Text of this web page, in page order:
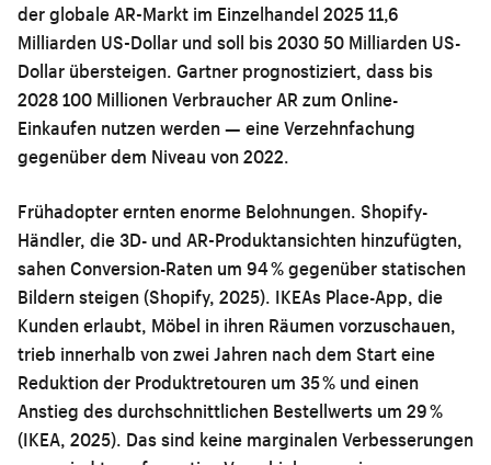
der globale AR-Markt im Einzelhandel 2025 11,6
Milliarden US-Dollar und soll bis 2030 50 Milliarden US-
Dollar übersteigen. Gartner prognostiziert, dass bis
2028 100 Millionen Verbraucher AR zum Online-
Einkaufen nutzen werden — eine Verzehnfachung
gegenüber dem Niveau von 2022.
Frühadopter ernten enorme Belohnungen. Shopify-
Händler, die 3D- und AR-Produktansichten hinzufügten,
sahen Conversion-Raten um 94 % gegenüber statischen
Bildern steigen (Shopify, 2025). IKEAs Place-App, die
Kunden erlaubt, Möbel in ihren Räumen vorzuschauen,
trieb innerhalb von zwei Jahren nach dem Start eine
Reduktion der Produktretouren um 35 % und einen
Anstieg des durchschnittlichen Bestellwerts um 29 %
(IKEA, 2025). Das sind keine marginalen Verbesserungen